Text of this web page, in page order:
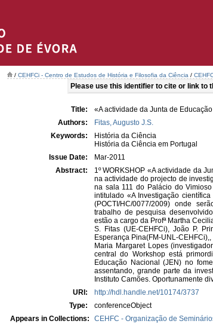
/ CEHFCi - Centro de Estudos de História e Filosofia da Ciência /
Please use this identifier to cite or link to
Title:
«A actividade da Junta de
Authors:
Fitas, Augusto J.S.
Keywords:
História da Ciência
História da Ciência em Portugal
Issue Date:
Mar-2011
Abstract:
1º WORKSHOP «A actividade da
na actividade do projecto de
na sala 111 do Palácio do
intitulado «A Investigação
(POCTI/HC/0077/2009) onde
trabalho de pesquisa
estão a cargo da Profª Martha
S. Fitas (UE-CEHFCi), João P.
Esperança Pina(FM-UNL-
Maria Margaret Lopes
central do Workshop está
Educação Nacional (JEN) no
assentando, grande parte da
Instituto Camões. Oportunamente
URI:
http://hdl.handle.net/10174/3737
Type:
conferenceObject
Appears in Collections:
CEHFC - Organização de